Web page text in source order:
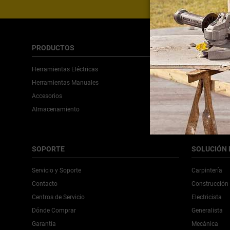
PRODUCTOS
Herramientas Eléctricas
Herramientas Manuales
Accesorios
Almacenamiento
STANLEY
Sobre
La Marca del
Pro Check
Sostenibilidad
Artículos
SOPORTE
Servicio y Soporte
Contacto
Centros de Servicio
Dónde Comprar
Garantía
SOLUCIÓN
Carpintería
Construcción
Electricista
Generalista
Mecánica